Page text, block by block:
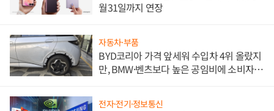
월31일까지 연장
자동차·부품
BYD코리아 가격 앞세워 수입차 4위 올랐지
만, BMW·벤츠보다 높은 공임비에 소비자
전자·전기·정보통신